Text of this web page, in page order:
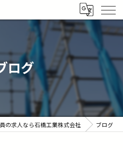
ログ
の求人なら石橋工業株式会社 ブログ